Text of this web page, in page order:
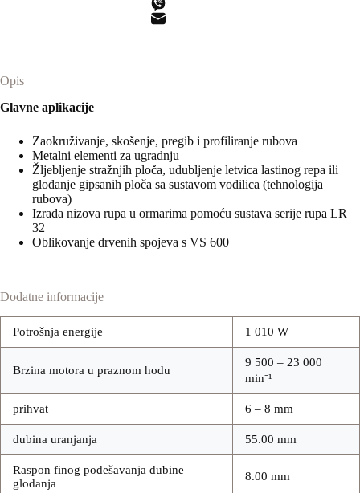
Opis
Glavne aplikacije
Zaokruživanje, skošenje, pregib i profiliranje rubova
Metalni elementi za ugradnju
Žljebljenje stražnjih ploča, udubljenje letvica lastinog repa ili
glodanje gipsanih ploča sa sustavom vodilica (tehnologija
rubova)
Izrada nizova rupa u ormarima pomoću sustava serije rupa LR
32
Oblikovanje drvenih spojeva s VS 600
Dodatne informacije
Potrošnja energije 1 010 W
Brzina motora u praznom hodu
9 500 – 23 000
min⁻¹
prihvat 6 – 8 mm
dubina uranjanja 55.00 mm
Raspon finog podešavanja dubine
glodanja
8.00 mm